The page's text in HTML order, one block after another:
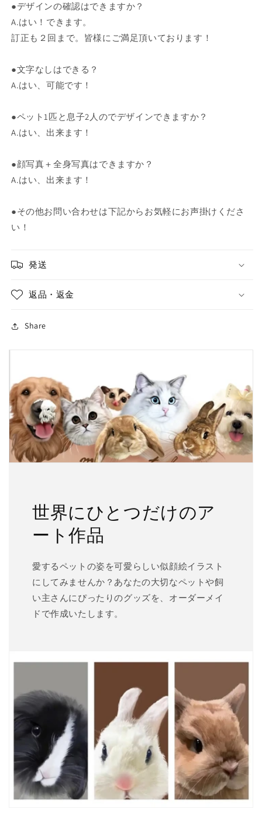
●デザインの確認はできますか？
A.はい！できます。
訂正も２回まで。皆様にご満足頂いております！
●文字なしはできる？
A.はい、可能です！
●ペット1匹と息子2人のでデザインできますか？
A.はい、出来ます！
●顔写真＋全身写真はできますか？
A.はい、出来ます！
●その他お問い合わせは下記からお気軽にお声掛けくださ
い！
発送
返品・返金
Share
世界にひとつだけのア
ート作品
愛するペットの姿を可愛らしい似顔絵イラスト
にしてみませんか？あなたの大切なペットや飼
い主さんにぴったりのグッズを、オーダーメイ
ドで作成いたします。